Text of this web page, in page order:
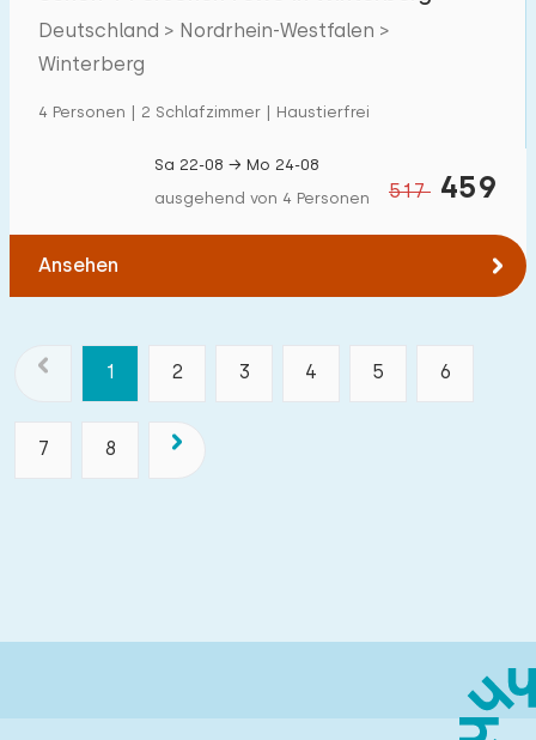
Deutschland > Nordrhein-Westfalen >
Winterberg
4 Personen | 2 Schlafzimmer | Haustierfrei
517 459
Sa 22-08 → Mo 24-08
ausgehend von 4 Personen
Ansehen
1 2 3 4 5 6
7 8